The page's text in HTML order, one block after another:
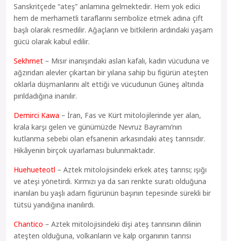
Sanskritçede “ateş” anlamına gelmektedir. Hem yok edici
hem de merhametli taraflarını sembolize etmek adına çift
başlı olarak resmedilir. Ağaçların ve bitkilerin ardındaki yaşam
gücü olarak kabul edilir.
Sekhmet – Mısır inanışındaki aslan kafalı, kadın vücuduna ve
ağzından alevler çıkartan bir yılana sahip bu figürün ateşten
oklarla düşmanlarını alt ettiği ve vücudunun Güneş altında
pırıldadığına inanılır.
Demirci Kawa – İran, Fas ve Kürt mitolojilerinde yer alan,
krala karşı gelen ve günümüzde Nevruz Bayramı’nın
kutlanma sebebi olan efsanenin arkasındaki ateş tanrısıdır.
Hikâyenin birçok uyarlaması bulunmaktadır.
Huehueteotl – Aztek mitolojisindeki erkek ateş tanrısı; ışığı
ve ateşi yönetirdi. Kırmızı ya da sarı renkte suratı olduğuna
inanılan bu yaşlı adam figürünün başının tepesinde sürekli bir
tütsü yandığına inanılırdı.
Chantico – Aztek mitolojisindeki dişi ateş tanrısının dilinin
ateşten olduğuna, volkanların ve kalp organının tanrısı